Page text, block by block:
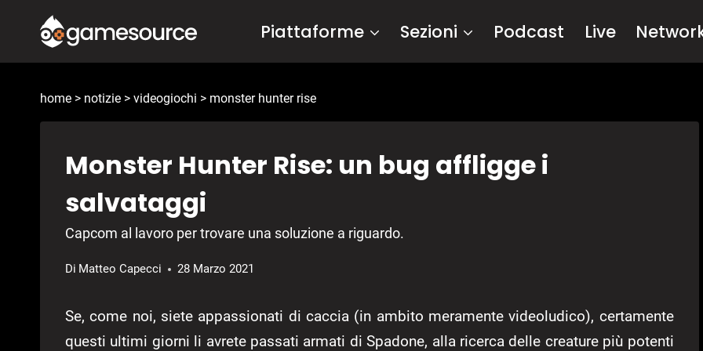
contenuto
Piattaforme Sezioni Podcast Live
home > notizie > videogiochi > monster hunter rise
Monster Hunter Rise: un bug affligge i
salvataggi
Capcom al lavoro per trovare una soluzione a riguardo.
Di Matteo Capecci 28 Marzo 2021
Se, come noi, siete appassionati di caccia (in ambito meramente videoludico), certamente
questi ultimi giorni li avrete passati armati di Spadone, alla ricerca delle creature più potenti